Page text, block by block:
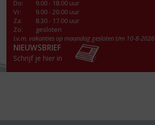
Do:
9.00 - 18.00 uur
Vr:
9.00 - 20.00 uur
Za:
8.30 - 17.00 uur
Zo:
gesloten
I.v.m. vakanties op maandag gesloten t/m 10-8-2026
NIEUWSBRIEF
Schrijf je hier in